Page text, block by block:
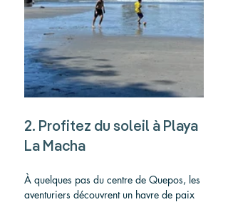
2. Profitez du soleil à Playa
La Macha
À quelques pas du centre de Quepos, les
aventuriers découvrent un havre de paix